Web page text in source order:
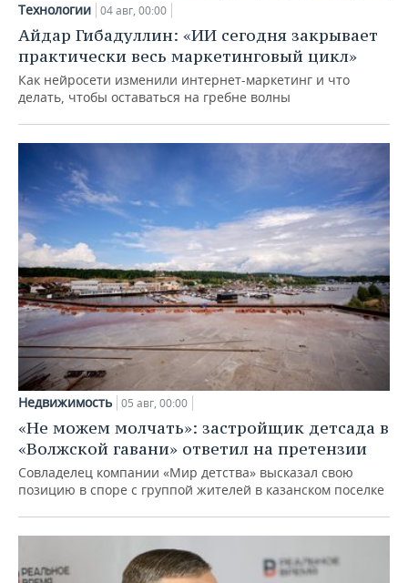
Технологии 04 авг, 00:00
Айдар Гибадуллин: «ИИ сегодня закрывает
практически весь маркетинговый цикл»
Как нейросети изменили интернет-маркетинг и что
делать, чтобы оставаться на гребне волны
Недвижимость 05 авг, 00:00
«Не можем молчать»: застройщик детсада в
«Волжской гавани» ответил на претензии
Совладелец компании «Мир детства» высказал свою
позицию в споре с группой жителей в казанском поселке